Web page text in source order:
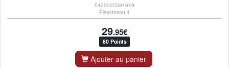
5425025591619
Playstation 4
29.95€
80 Points
Ajouter au panier